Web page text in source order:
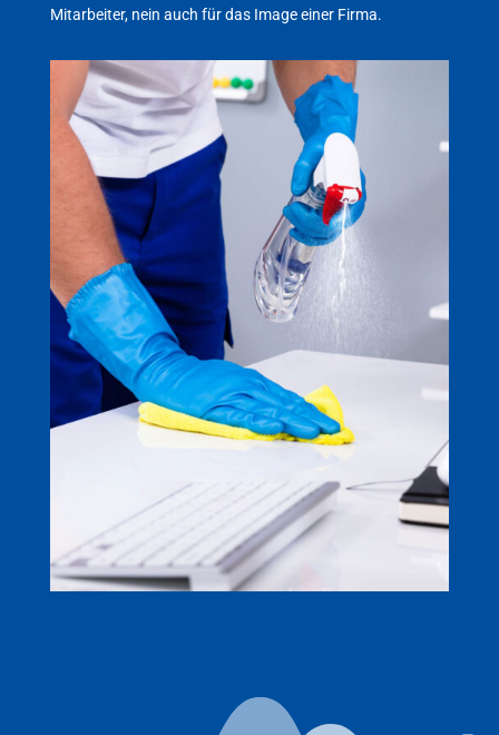
Mitarbeiter, nein auch für das Image einer Firma.